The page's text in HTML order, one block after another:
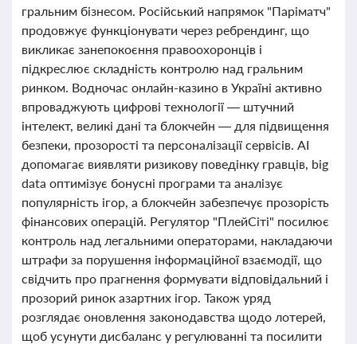
гральним бізнесом. Російський напрямок "Паріматч"
продовжує функціонувати через ребрендинг, що
викликає занепокоєння правоохоронців і
підкреслює складність контролю над гральним
ринком. Водночас онлайн-казино в Україні активно
впроваджують цифрові технології — штучний
інтелект, великі дані та блокчейн — для підвищення
безпеки, прозорості та персоналізації сервісів. AI
допомагає виявляти ризикову поведінку гравців, big
data оптимізує бонусні програми та аналізує
популярність ігор, а блокчейн забезпечує прозорість
фінансових операцій. Регулятор "ПлейСіті" посилює
контроль над легальними операторами, накладаючи
штрафи за порушення інформаційної взаємодії, що
свідчить про прагнення формувати відповідальний і
прозорий ринок азартних ігор. Також уряд
розглядає оновлення законодавства щодо лотерей,
щоб усунути дисбаланс у регулюванні та посилити